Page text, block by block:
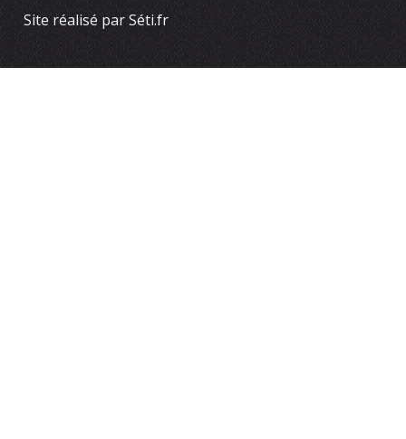
Site réalisé par Séti.fr